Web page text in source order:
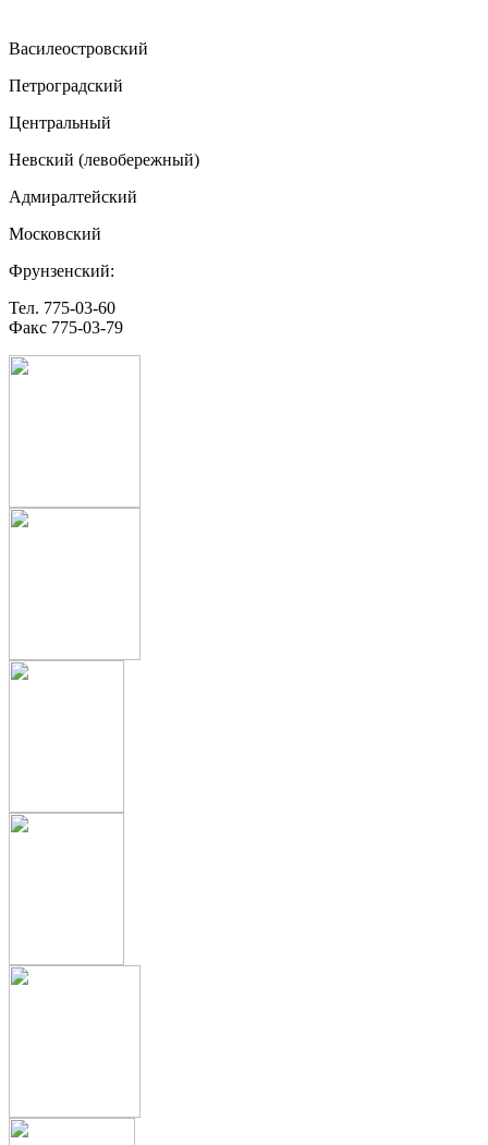
Василеостровский
Петроградский
Центральный
Невский (левобережный)
Адмиралтейский
Московский
Фрунзенский:
Тел. 775-03-60
Факс 775-03-79